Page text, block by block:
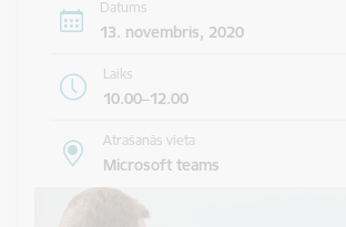
Datums
13. novembris, 2020
Laiks
10.00–12.00
Atrašanās vieta
Microsoft teams